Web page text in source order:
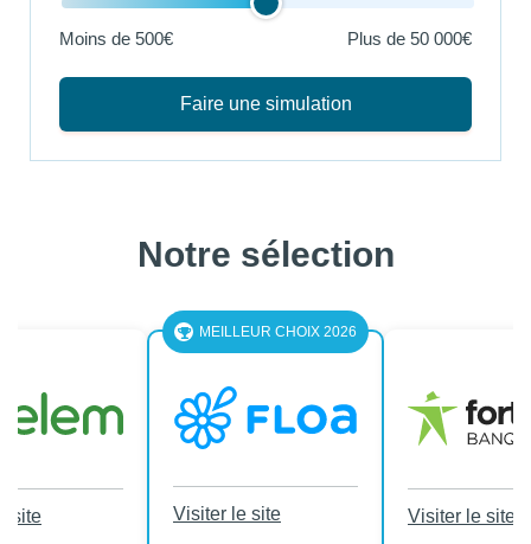
Moins de 500€ Plus de 50 000€
Faire une simulation
Notre sélection
site
MEILLEUR CHOIX 2026
Visiter le site Visiter le site